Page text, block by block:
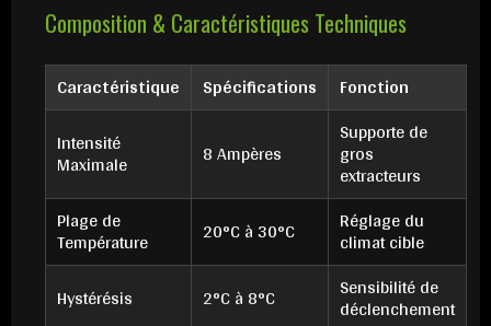
Composition & Caractéristiques Techniques
Caractéristique Spécifications
Fonction
Intensité
Maximale 8 Ampères
Supporte de
gros
extracteurs
Plage de
Température 20°C à 30°C Réglage du
climat cible
Hystérésis
2°C à 8°C Sensibilité de
déclenchement